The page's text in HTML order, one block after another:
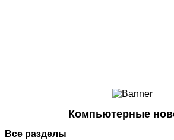
Смартфоны
Периферия
Компьютерные
Все разделы